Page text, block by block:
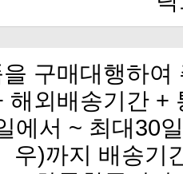
구매대행하
우)까지 배송기